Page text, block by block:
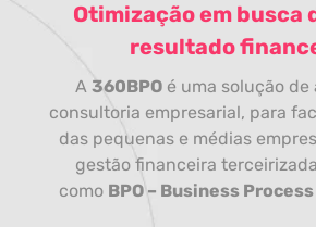
Otimização em busca
resultado
A 360BPO é uma solução de
consultoria empresarial, para
das pequenas e médias
gestão financeira
como BPO – Business